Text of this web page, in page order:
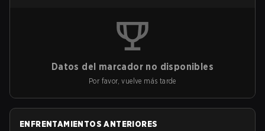
Datos del marcador no disponibles
Por favor, vuelve más tarde
ENFRENTAMIENTOS ANTERIORES